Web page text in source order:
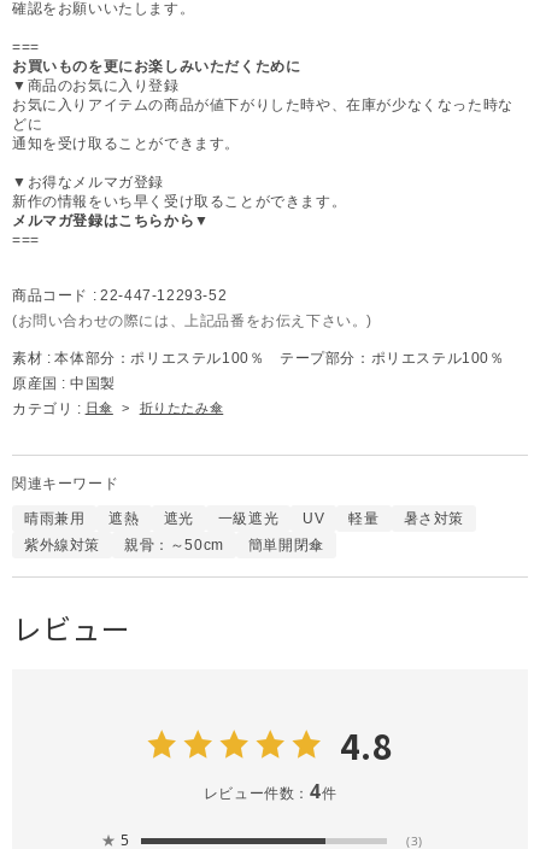
確認をお願いいたします。
===
お買いものを更にお楽しみいただくために
▼商品のお気に入り登録
お気に入りアイテムの商品が値下がりした時や、在庫が少なくなった時な
どに
通知を受け取ることができます。
▼お得なメルマガ登録
新作の情報をいち早く受け取ることができます。
メルマガ登録はこちらから▼
===
商品コード : 22-447-12293-52
(お問い合わせの際には、上記品番をお伝え下さい。)
素材 : 本体部分：ポリエステル100％ テープ部分：ポリエステル100％
原産国 : 中国製
カテゴリ : 日傘 > 折りたたみ傘
関連キーワード
晴雨兼用 遮熱 遮光 一級遮光 UV 軽量
暑さ対策
紫外線対策
親骨：～50cm 簡単開閉傘
レビュー
4.8
レビュー件数： 4件
★ 5 (3)